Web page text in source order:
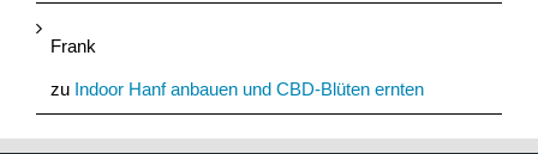
Frank
zu Indoor Hanf anbauen und CBD-Blüten ernten